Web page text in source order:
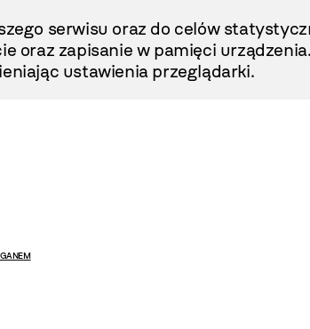
serwisu oraz do celów
oraz zapisanie w pamięci urządzenia.
ustawienia przeglądarki.